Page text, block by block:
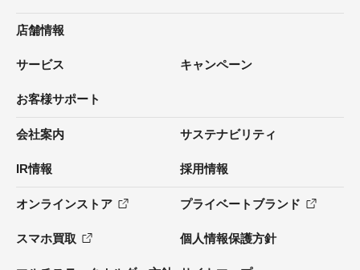
店舗情報
サービス キャンペーン
お客様サポート
会社案内 サステナビリティ
IR情報 採用情報
オンラインストア プライベートブランド
スマホ買取 個人情報保護方針